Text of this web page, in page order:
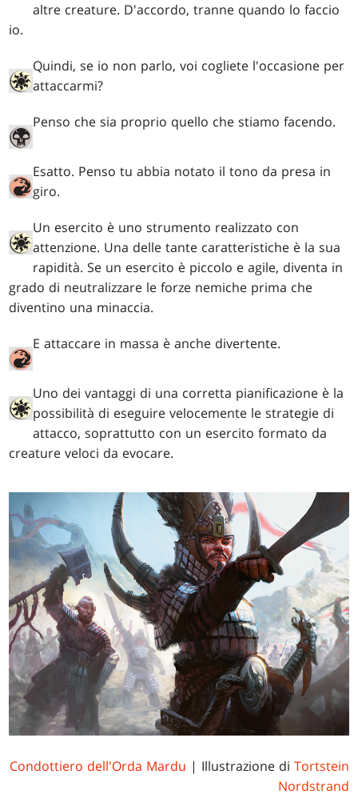
altre creature. D'accordo, tranne quando lo faccio
io.
Quindi, se io non parlo, voi cogliete l'occasione per
attaccarmi?
Penso che sia proprio quello che stiamo facendo.
Esatto. Penso tu abbia notato il tono da presa in
giro.
Un esercito è uno strumento realizzato con
attenzione. Una delle tante caratteristiche è la sua
rapidità. Se un esercito è piccolo e agile, diventa in
grado di neutralizzare le forze nemiche prima che
diventino una minaccia.
E attaccare in massa è anche divertente.
Uno dei vantaggi di una corretta pianificazione è la
possibilità di eseguire velocemente le strategie di
attacco, soprattutto con un esercito formato da
creature veloci da evocare.
Condottiero dell'Orda Mardu | Illustrazione di Tortstein
Nordstrand